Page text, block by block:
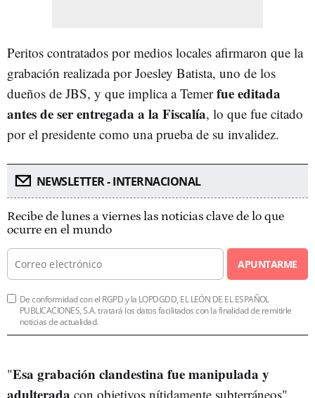
Peritos contratados por medios locales afirmaron que la
grabación realizada por Joesley Batista, uno de los
dueños de JBS, y que implica a Temerfue editada
antes de ser entregada a la Fiscalía, lo que fue citado
por el presidente como una prueba de su invalidez.
NEWSLETTER - INTERNACIONAL
Recibe de lunes a viernes las noticias clave de lo que
ocurre en el mundo
APUNTARME
De conformidad con el RGPD y la LOPDGDD, EL LEÓN DE EL ESPAÑOL
PUBLICACIONES, S.A. tratará los datos facilitados con la finalidad de remitirle
noticias de actualidad.
"Esa grabación clandestina fue manipulada y
adulterada con objetivos nítidamente subterráneos",